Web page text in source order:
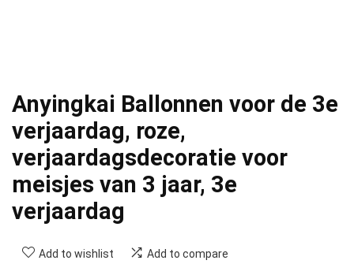
Anyingkai Ballonnen voor de 3e
verjaardag, roze,
verjaardagsdecoratie voor
meisjes van 3 jaar, 3e
verjaardag
Add to wishlist Add to compare